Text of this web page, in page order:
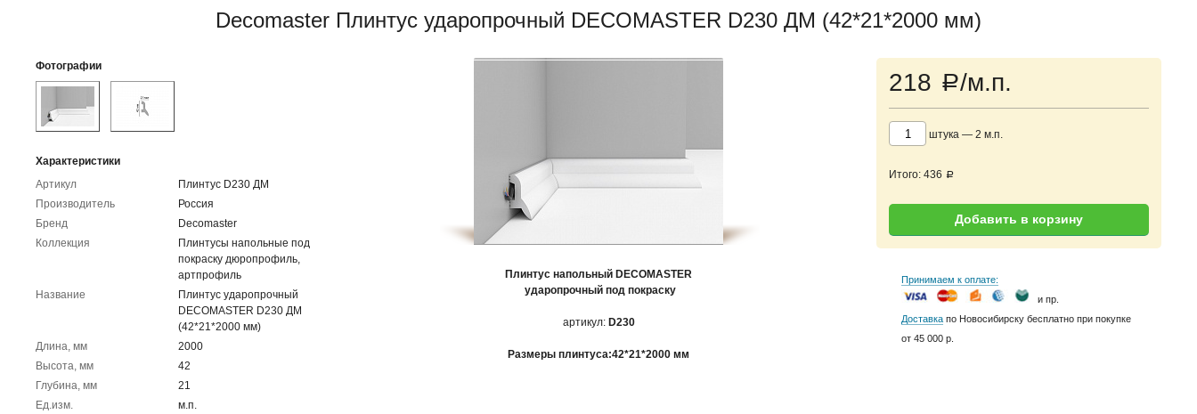
Decomaster Плинтус ударопрочный DECOMASTER D230 ДМ (42*21*2000 мм)
Фотографии
Характеристики
Артикул
Плинтус D230 ДМ
Производитель
Россия
Бренд
Decomaster
Коллекция
Плинтусы напольные под
покраску дюропрофиль,
артпрофиль
Название
Плинтус ударопрочный
DECOMASTER D230 ДМ
(42*21*2000 мм)
Длина, мм
2000
Высота, мм
42
Глубина, мм
21
Ед.изм.
м.п.
218 a/м.п.
штука — 2 м.п.
Итого: 436 a
Добавить в корзину
Принимаем к оплате:
и пр.
Доставка по Новосибирску бесплатно при покупке
от 45 000 р.
Плинтус напольный DECOMASTER
ударопрочный под покраску
артикул:D230
Размеры плинтуса:42*21*2000 мм